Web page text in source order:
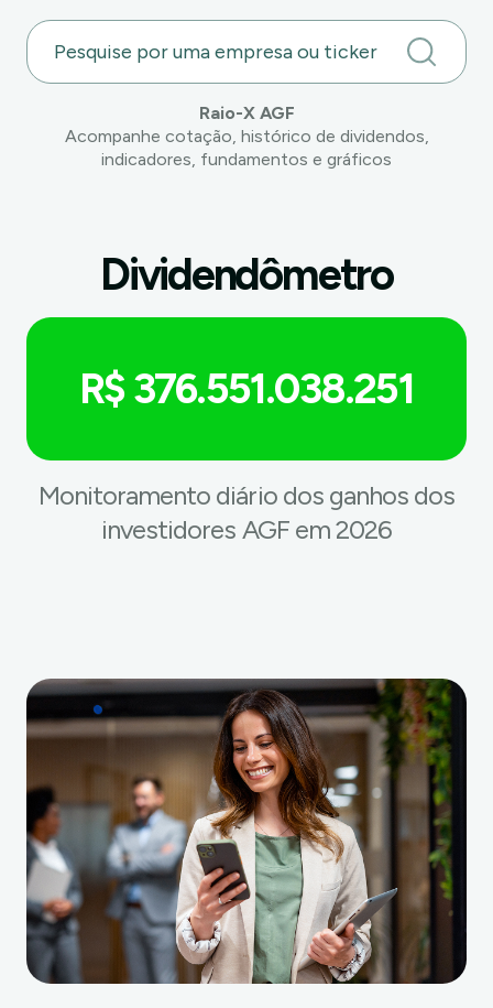
Raio-X AGF
Acompanhe cotação, histórico de dividendos,
indicadores, fundamentos e gráficos
Dividendômetro
R$ 376.551.038.251
Monitoramento diário dos ganhos dos
investidores AGF em 2026